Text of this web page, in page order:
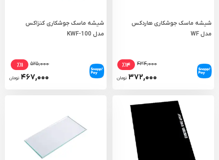
شیشه ماسک جوشکاری هاردکس
مدل WF
۴۳۴,۰۰۰ ٪۱۴
۳۷۲,۰۰۰ تومان
شیشه ماسک جوشکاری کنزاکس
مدل KWF-100
۵۲۵,۰۰۰ ٪۱۱
۴۶۷,۰۰۰ تومان